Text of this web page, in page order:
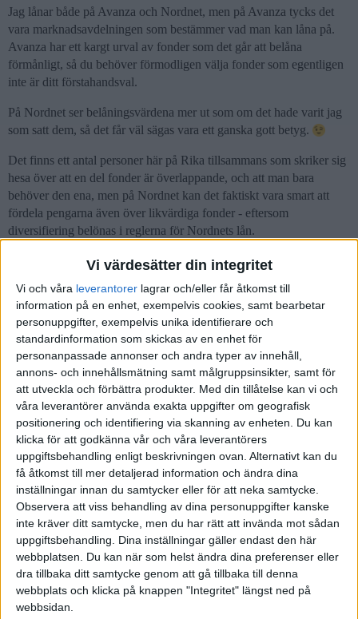
Vi värdesätter din integritet
Vi och våra leverantorer lagrar och/eller får åtkomst till
information på en enhet, exempelvis cookies, samt bearbetar
personuppgifter, exempelvis unika identifierare och
standardinformation som skickas av en enhet för
personanpassade annonser och andra typer av innehåll,
annons- och innehållsmätning samt målgruppsinsikter, samt för
att utveckla och förbättra produkter. Med din tillåtelse kan vi och
våra leverantörer använda exakta uppgifter om geografisk
positionering och identifiering via skanning av enheten. Du kan
klicka för att godkänna vår och våra leverantörers
uppgiftsbehandling enligt beskrivningen ovan. Alternativt kan du
få åtkomst till mer detaljerad information och ändra dina
inställningar innan du samtycker eller för att neka samtycke.
Observera att viss behandling av dina personuppgifter kanske
inte kräver ditt samtycke, men du har rätt att invända mot sådan
uppgiftsbehandling. Dina inställningar gäller endast den här
webbplatsen. Du kan när som helst ändra dina preferenser eller
dra tillbaka ditt samtycke genom att gå tillbaka till denna
webbplats och klicka på knappen "Integritet" längst ned på
webbsidan.
Jag lånar både på Avanza och Nordnet, men på Avanza tycks det
vara marknadsavdelningen som bestämmer vad man kan låna på.
Avanza har ett kargt urval av fonder som det går att belåna
förmånligt, så du behöver förmodligen välja fonder som egentligen
inte är ditt förstahandsval.
På Nordnet ser belåningsvärdena mer ut som om det hade varit jag
som satt dem, så det får väl sägas vara ett ganska gott betyg.
Det finns ett antal personer här på Rika tillsammans som skriker sig
hesa över att en del fonder är överlappande, och att man bara
behöver den ena, men på Nordnet kan det faktiskt vara smart att
fördela pengarna även över likvärdiga fonder - eftersom
diversifiering belönas i reglerna för Nordnets lån.
Opportunist (jagerbomb) 7 April 2021 07:04
6
Okej tack.
Opportunist (jagerbomb) 7 April 2021 07:14
7
Tack för svar - det låter jo som Nordnet har et bredare urval av
fonder. Jag har bestämt mig för 15% belåning.
Jag tänkar mest köra global indexfonder så för mig kanske det
funkar med urval på båda. Jag kan få fondavgifter tilbaka via
Avanzas start courtageclass op til 50.000 men det blir kanske inte så
mycket…